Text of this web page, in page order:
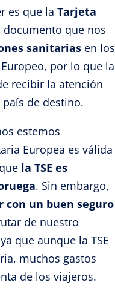
es que la Tarjeta
documento que nos
sanitarias en los
por lo que la
recibir la atención
de destino.
estemos
Europea es válida
la TSE es
. Sin embargo,
con un buen seguro
de nuestro
que aunque la TSE
muchos gastos
de los viajeros.